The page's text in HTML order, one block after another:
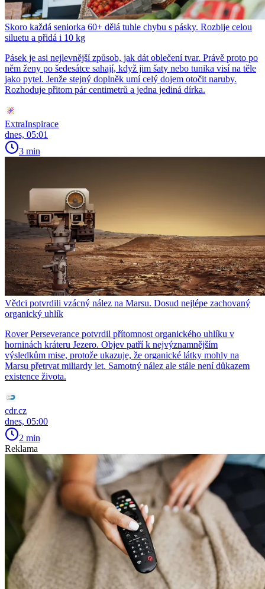
Skoro každá seniorka 60+ dělá tuhle chybu s pásky. Rozbije celou
siluetu a přidá i 10 kg
Pásek je asi nejlevnější způsob, jak dát oblečení tvar. Právě proto po
něm ženy po šedesátce sahají, když jim šaty nebo tunika visí na těle
jako pytel. Jenže stejný doplněk umí celý dojem otočit naruby.
Rozhoduje přitom pár centimetrů a jedna jediná dírka.
ExtraInspirace
dnes, 05:01
3 min
Vědci potvrdili vzácný nález na Marsu. Dosud nejlépe zachovaný
organický uhlík
Rover Perseverance potvrdil přítomnost organického uhlíku v
horninách kráteru Jezero. Objev patří k nejvýznamnějším
výsledkům mise, protože ukazuje, že organické látky mohly na
Marsu přetrvat miliardy let. Samotný nález ale stále není důkazem
existence života.
cdr.cz
dnes, 05:00
2 min
Reklama